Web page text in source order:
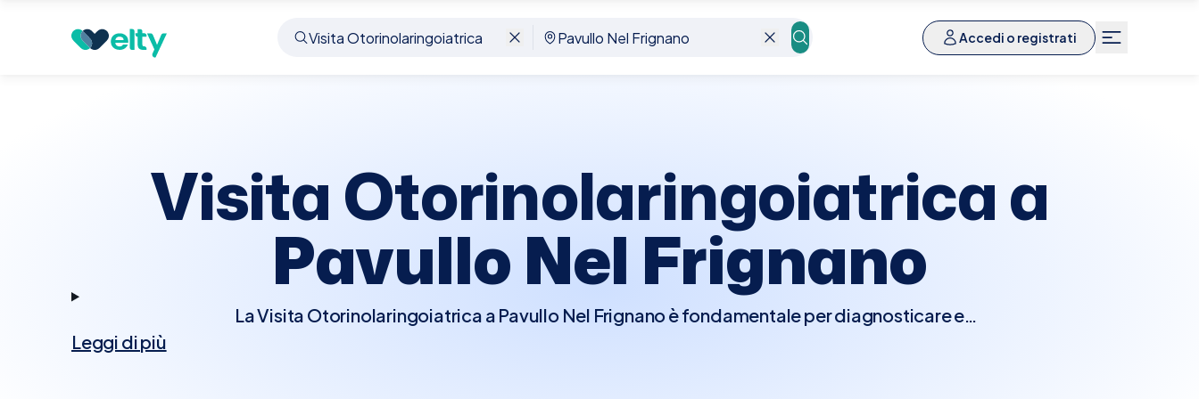
Accedi o registrati
Prenota visita Visita Otorinolaringoiatrica Pavullo Nel Frignano
Visita Otorinolaringoiatrica a
Pavullo Nel Frignano
La Visita Otorinolaringoiatrica a Pavullo Nel Frignano è fondamentale per diagnosticare e
Leggi di più